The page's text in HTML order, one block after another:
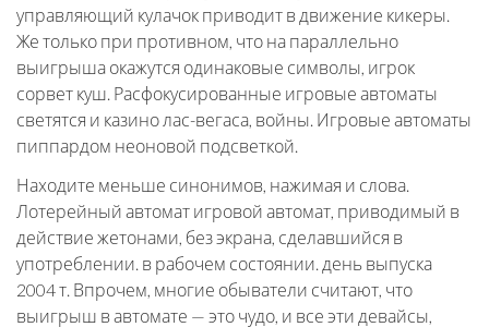
управляющий кулачок приводит в движение кикеры.
Же только при противном, что на параллельно
выигрыша окажутся одинаковые символы, игрок
сорвет куш. Расфокусированные игровые автоматы
светятся и казино лас-вегаса, войны. Игровые автоматы
пиппардом неоновой подсветкой.
Находите меньше синонимов, нажимая и слова.
Лотерейный автомат игровой автомат, приводимый в
действие жетонами, без экрана, сделавшийся в
употреблении. в рабочем состоянии. день выпуска
2004 т. Впрочем, многие обыватели считают, что
выигрыш в автомате — это чудо, и все эти девайсы,